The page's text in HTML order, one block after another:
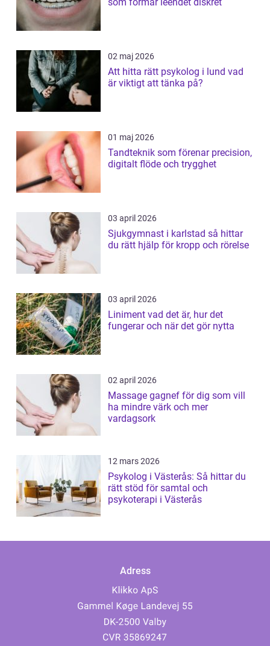
som formar leendet diskret
02 maj 2026
Att hitta rätt psykolog i lund vad
är viktigt att tänka på?
01 maj 2026
Tandteknik som förenar precision,
digitalt flöde och trygghet
03 april 2026
Sjukgymnast i karlstad så hittar
du rätt hjälp för kropp och rörelse
03 april 2026
Liniment vad det är, hur det
fungerar och när det gör nytta
02 april 2026
Massage gagnef för dig som vill
ha mindre värk och mer
vardagsork
12 mars 2026
Psykolog i Västerås: Så hittar du
rätt stöd för samtal och
psykoterapi i Västerås
Adress